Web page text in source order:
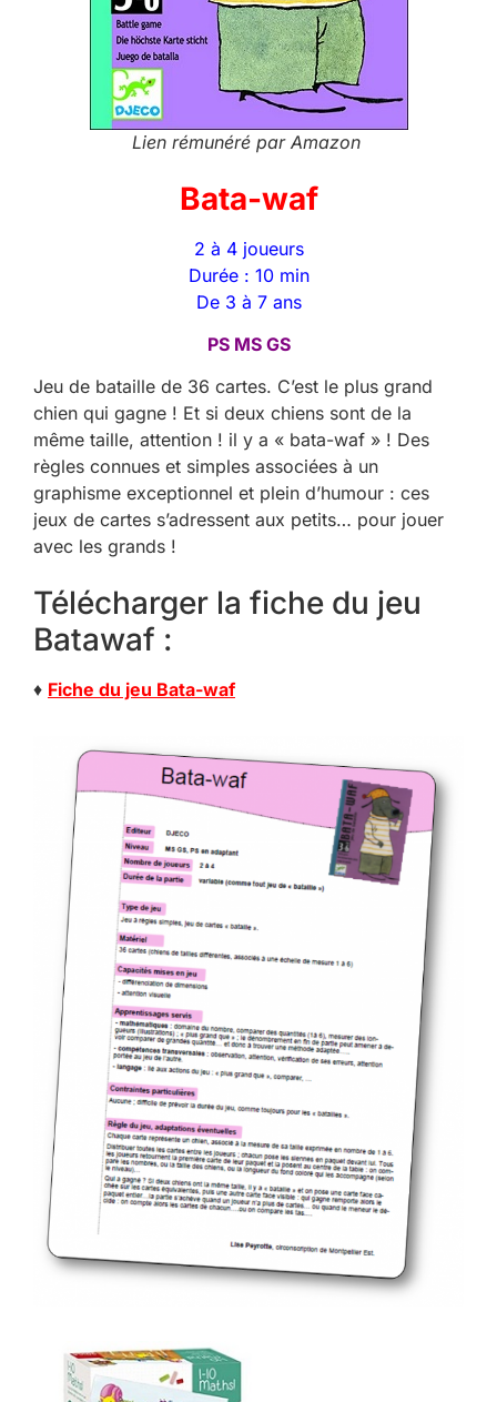
Lien rémunéré par Amazon
Bata-waf
2 à 4 joueurs
Durée : 10 min
De 3 à 7 ans
PS MS GS
Jeu de bataille de 36 cartes. C’est le plus grand
chien qui gagne ! Et si deux chiens sont de la
même taille, attention ! il y a « bata-waf » ! Des
règles connues et simples associées à un
graphisme exceptionnel et plein d’humour : ces
jeux de cartes s’adressent aux petits… pour jouer
avec les grands !
Télécharger la fiche du jeu
Batawaf :
♦ Fiche du jeu Bata-waf